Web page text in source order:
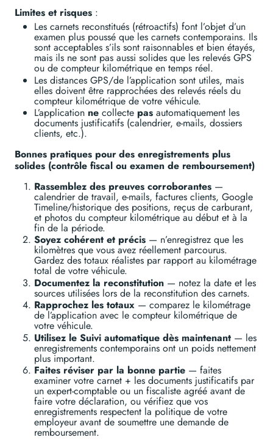
Limites et risques :
Les carnets reconstitués (rétroactifs) font l’objet d’un
examen plus poussé que les carnets contemporains. Ils
sont acceptables s’ils sont raisonnables et bien étayés,
mais ils ne sont pas aussi solides que les relevés GPS
ou de compteur kilométrique en temps réel.
Les distances GPS/de l’application sont utiles, mais
elles doivent être rapprochées des relevés réels du
compteur kilométrique de votre véhicule.
L’application ne collecte pas automatiquement les
documents justificatifs (calendrier, e-mails, dossiers
clients, etc.).
Bonnes pratiques pour des enregistrements plus
solides (contrôle fiscal ou examen de remboursement)
Rassemblez des preuves corroborantes —
calendrier de travail, e-mails, factures clients, Google
Timeline/historique des positions, reçus de carburant,
et photos du compteur kilométrique au début et à la
fin de la période.
Soyez cohérent et précis — n’enregistrez que les
kilomètres que vous avez réellement parcourus.
Gardez des totaux réalistes par rapport au kilométrage
total de votre véhicule.
Documentez la reconstitution — notez la date et les
sources utilisées lors de la reconstitution des carnets.
Rapprochez les totaux — comparez le kilométrage
de l’application avec le compteur kilométrique de
votre véhicule.
Utilisez le Suivi automatique dès maintenant — les
enregistrements contemporains ont un poids nettement
plus important.
Faites réviser par la bonne partie — faites
examiner votre carnet + les documents justificatifs par
un expert-comptable ou un fiscaliste agréé avant de
faire votre déclaration, ou vérifiez que vos
enregistrements respectent la politique de votre
employeur avant de soumettre une demande de
remboursement.